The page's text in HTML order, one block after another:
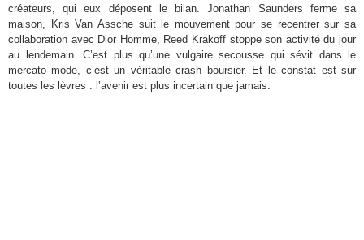
créateurs, qui eux déposent le bilan. Jonathan Saunders ferme sa
maison, Kris Van Assche suit le mouvement pour se recentrer sur sa
collaboration avec Dior Homme, Reed Krakoff stoppe son activité du jour
au lendemain. C’est plus qu’une vulgaire secousse qui sévit dans le
mercato mode, c’est un véritable crash boursier. Et le constat est sur
toutes les lèvres : l’avenir est plus incertain que jamais.